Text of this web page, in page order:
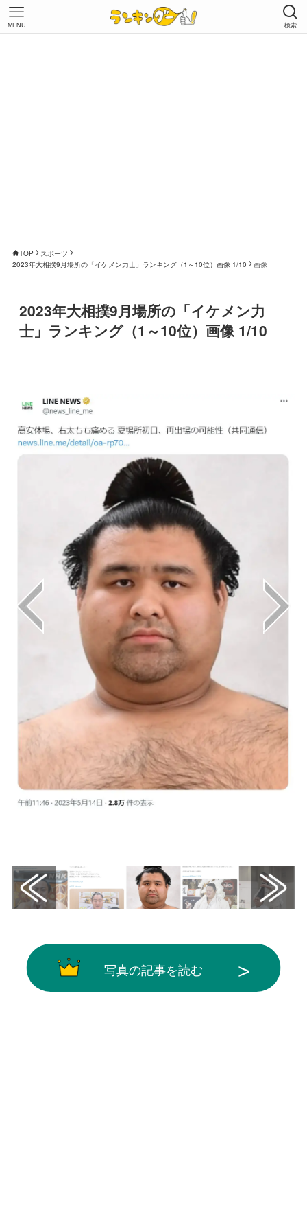
検索
MENU
TOP
スポーツ
2023年大相撲9月場所の「イケメン力士」ランキング（1～10位）画像 1/10
画像
2023年大相撲9月場所の「イケメン力
士」ランキング（1～10位）画像 1/10
写真の記事を読む